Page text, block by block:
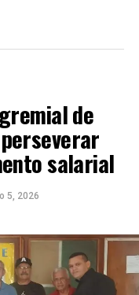
de
salarial
5, 2026